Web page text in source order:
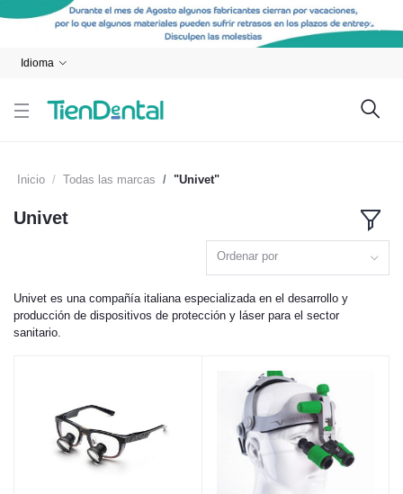
Idioma
Inicio Todas las marcas "Univet"
Univet
Ordenar por
Univet es una compañía italiana especializada en el desarrollo y
producción de dispositivos de protección y láser para el sector
sanitario.